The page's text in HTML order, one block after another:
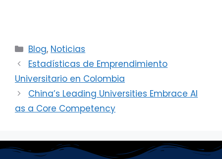
Categorías
Blog, Noticias
Estadísticas de Emprendimiento
Universitario en Colombia
China’s Leading Universities Embrace AI
as a Core Competency